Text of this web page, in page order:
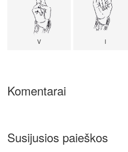
V I
Komentarai
Susijusios paieškos